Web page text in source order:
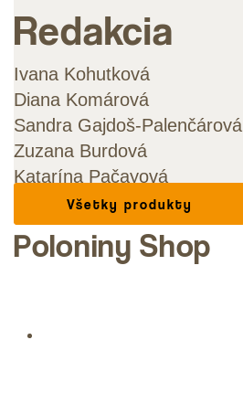
Redakcia
Ivana Kohutková
Diana Komárová
Sandra Gajdoš-Palenčárová
Zuzana Burdová
Katarína Pačayová
NOSTE A POMÔŽTE
Poloniny Shop
Všetky produkty